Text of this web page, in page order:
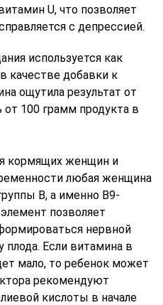
U, что позволяет
с депрессией.
используется как
качестве добавки к
ощутила результат от
от 100 грамм продукта в
кормящих женщин и
любая женщина
В, а именно В9-
позволяет
нервной
плода. Если витамина в
мало, то ребенок может
рекомендуют
кислоты в начале